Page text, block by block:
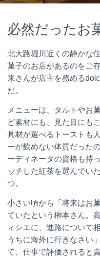
必然だったお
北大路堀川近くの静かな
菓子のお店があるのをご
来さんが店主を務める
だ。
メニューは、タルトやお
ど素材にも、見た目にも
具材が選べるトーストも
ーが飲めない体質だった
ーディネータの資格も持
ッチした紅茶を選んでい
つ。
小さい頃から「将来はお
ていたという榊本さん。
ィシエに、進路について
うちに海外に行きなさい
て、仕事で評価されると